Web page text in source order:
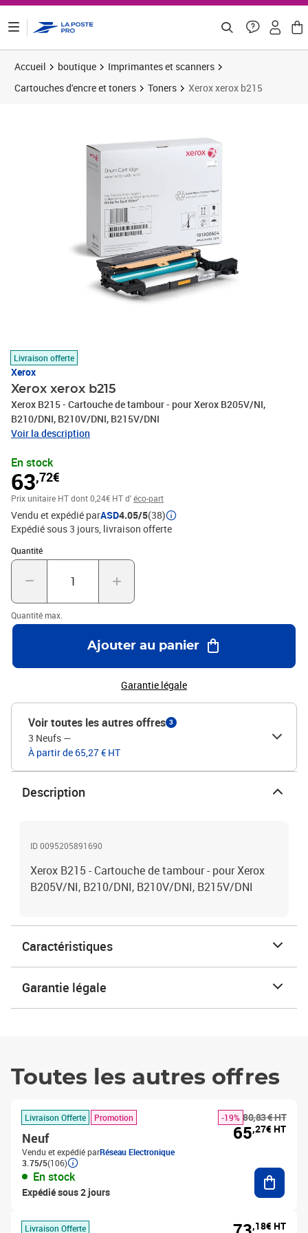
Accueil boutique
Imprimantes et scanners
Cartouches d'encre et toners
Toners Xerox xerox b215
Livraison offerte
Xerox
Xerox xerox b215
Xerox B215 - Cartouche de tambour - pour Xerox B205V/NI,
B210/DNI, B210V/DNI, B215V/DNI
Voir la description
En stock
63,72€
Prix unitaire HTdont 0,24€ HT d'éco-part
Vendu et expédié parASD4.05/5(38)
Expédié sous 3 jours livraison offerte
Quantité
Quantité : 1
Quantité max.
Ajouter au panier
Garantie légale
Voir toutes les autres offres 3
3 Neufs —
À partir de 65,27 € HT
Description
ID 0095205891690
Xerox B215 - Cartouche de tambour - pour Xerox
B205V/NI, B210/DNI, B210V/DNI, B215V/DNI
Caractéristiques
Garantie légale
Toutes les autres offres
Livraison Offerte Promotion
Neuf
Vendu et expédié parRéseau Electronique
3.75/5(106)
En stock
Expédié sous 2 jours
80,83 € HT
-19%
65,27€ HT
Livraison Offerte ,18€ HT